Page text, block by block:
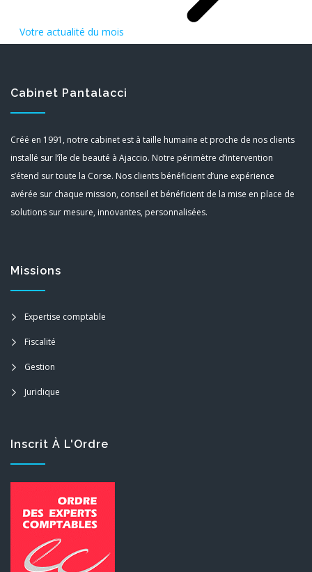
Votre actualité du mois
Cabinet Pantalacci
Créé en 1991, notre cabinet est à taille humaine et proche de nos clients
installé sur l’île de beauté à Ajaccio. Notre périmètre d’intervention
s’étend sur toute la Corse. Nos clients bénéficient d’une expérience
avérée sur chaque mission, conseil et bénéficient de la mise en place de
solutions sur mesure, innovantes, personnalisées.
Missions
Expertise comptable
Fiscalité
Gestion
Juridique
Inscrit À L'Ordre